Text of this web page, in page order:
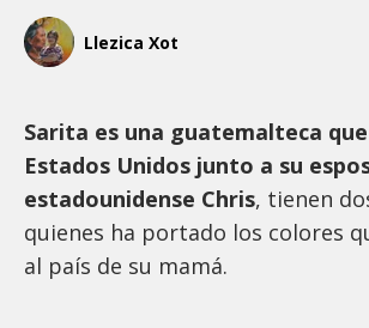
Llezica Xot
Sarita es una guatemalteca
Estados Unidos junto a su
estadounidense Chris, tienen
quienes ha portado los colores
al país de su mamá.